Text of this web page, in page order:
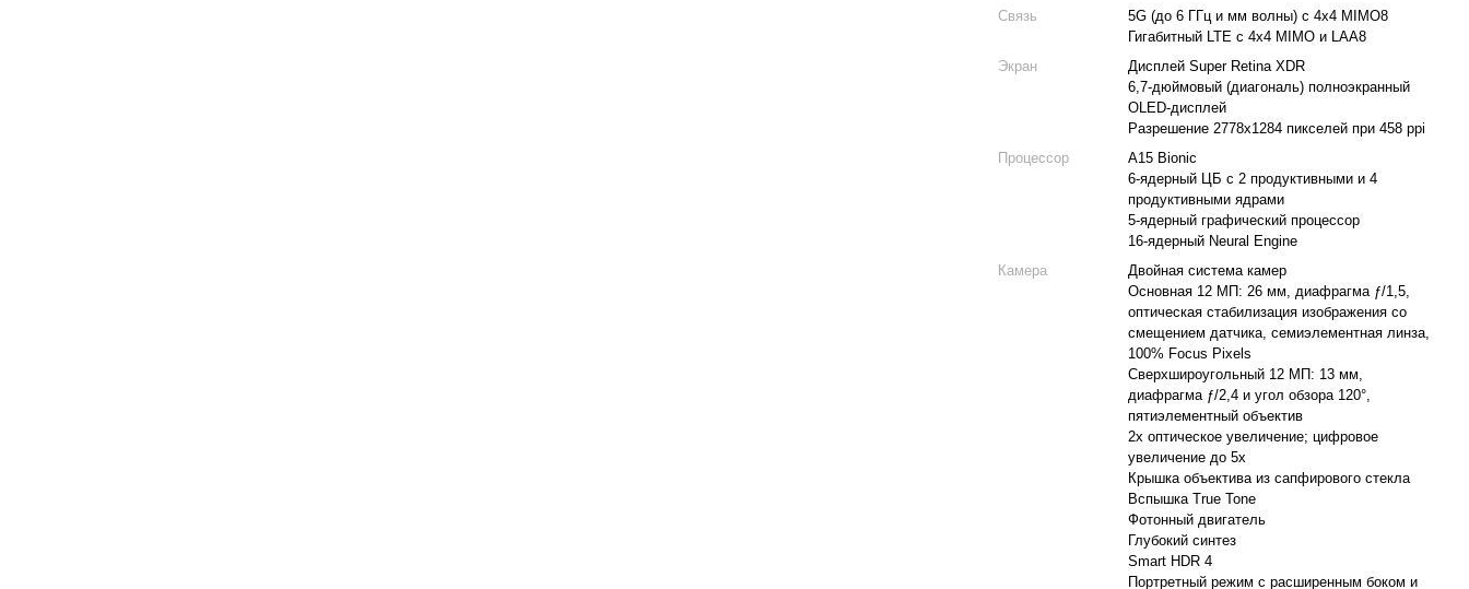
Связь
5G (до 6 ГГц и мм волны) с 4x4 MIMO8
Гигабитный LTE с 4x4 MIMO и LAA8
Экран
Дисплей Super Retina XDR
6,7-дюймовый (диагональ) полноэкранный
OLED-дисплей
Разрешение 2778x1284 пикселей при 458 ppi
Процессор
A15 Bionic
6-ядерный ЦБ с 2 продуктивными и 4
продуктивными ядрами
5-ядерный графический процессор
16-ядерный Neural Engine
Камера
Двойная система камер
Основная 12 МП: 26 мм, диафрагма ƒ/1,5,
оптическая стабилизация изображения со
смещением датчика, семиэлементная линза,
100% Focus Pixels
Сверхшироугольный 12 МП: 13 мм,
диафрагма ƒ/2,4 и угол обзора 120°,
пятиэлементный объектив
2x оптическое увеличение; цифровое
увеличение до 5x
Крышка объектива из сапфирового стекла
Вспышка True Tone
Фотонный двигатель
Глубокий синтез
Smart HDR 4
Портретный режим с расширенным боком и